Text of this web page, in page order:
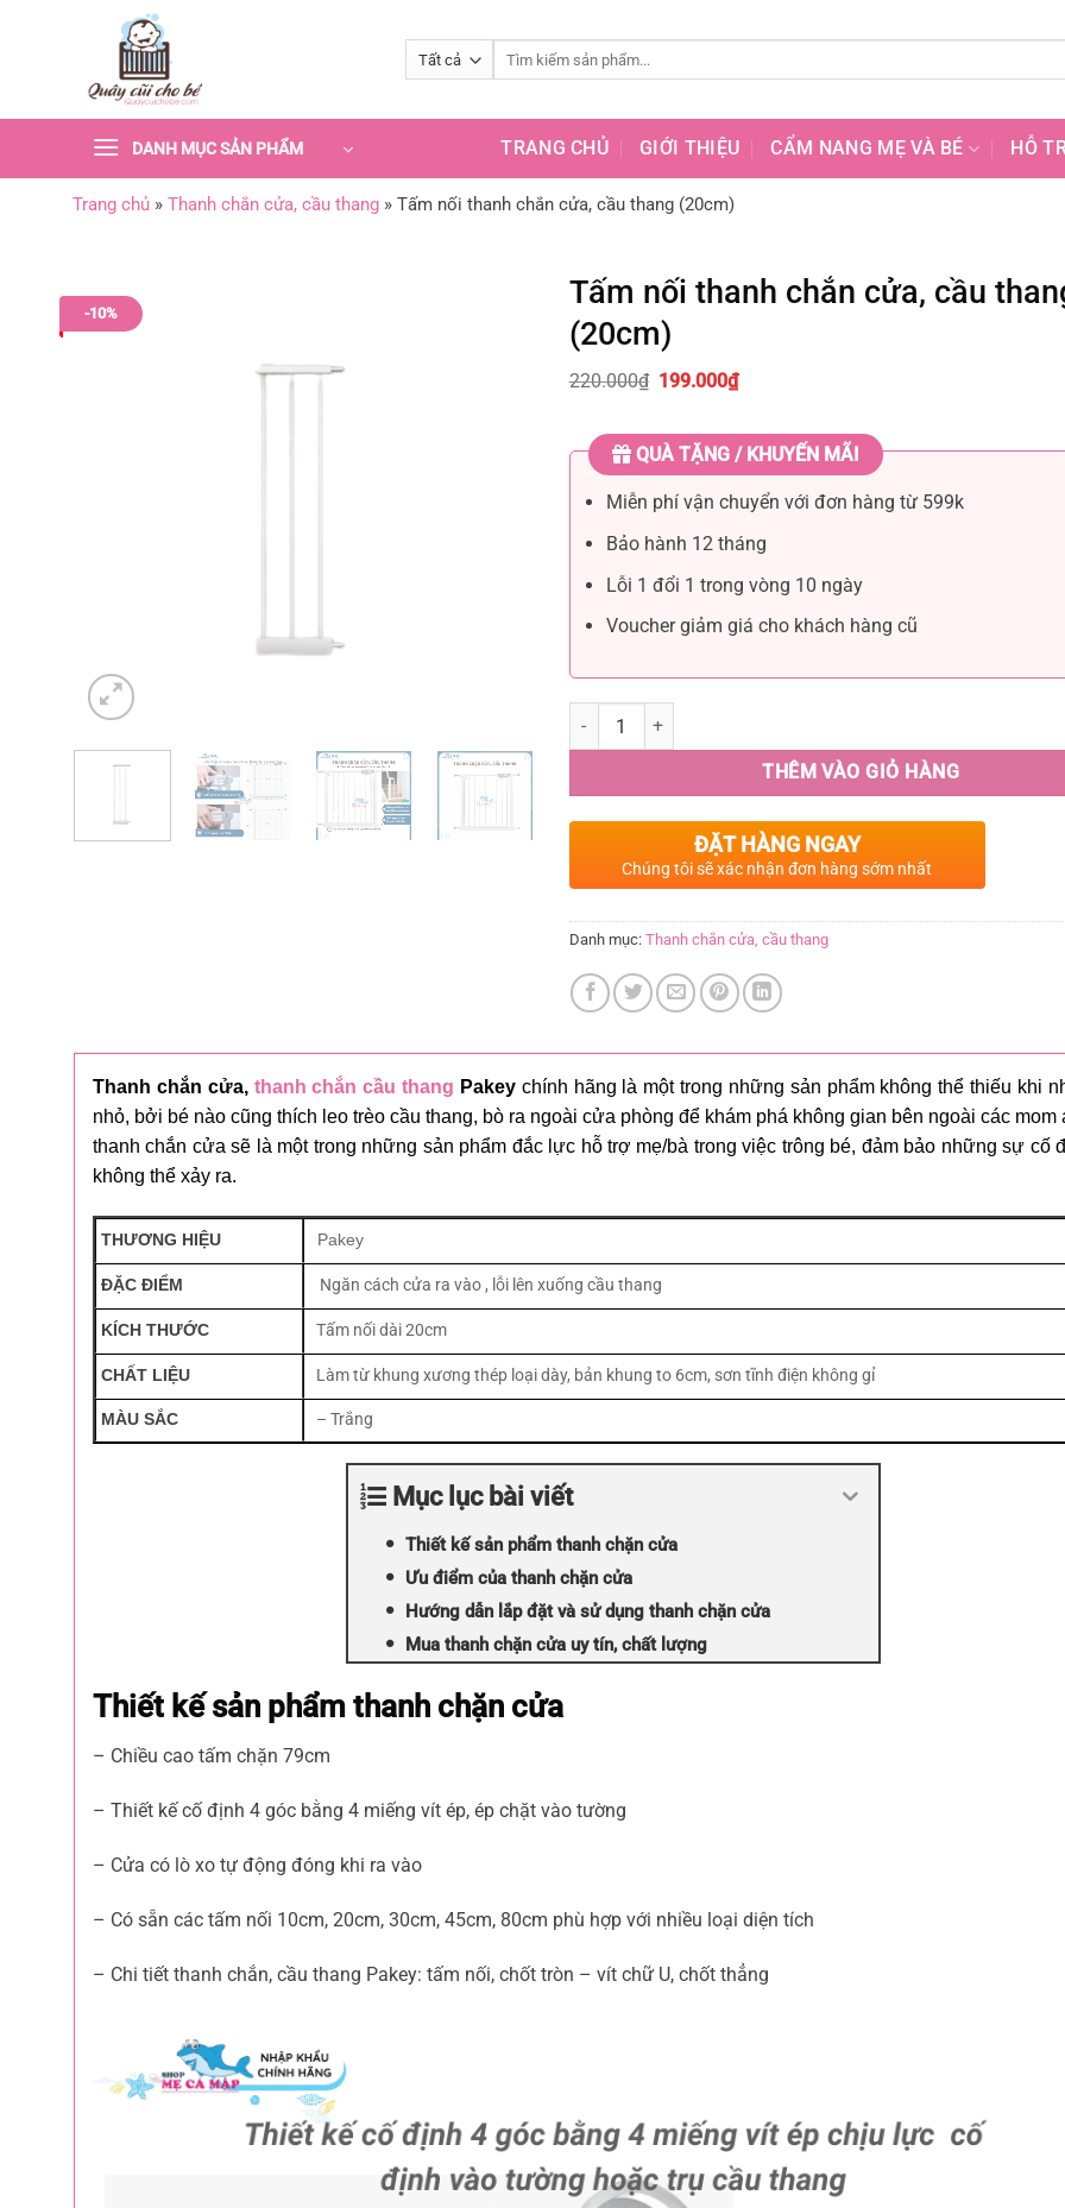
DANH MỤC SẢN PHẨM TRANG CHỦ GIỚI THIỆU CẨM NANG MẸ VÀ BÉ HỖ
Trang chủ» Thanh chắn cửa, cầu thang» Tấm nối thanh chắn cửa, cầu thang (20cm)
-10%
Tấm nối thanh chắn cửa, cầu
(20cm)
220.000₫ Giá
220.000₫.
199.000₫Giá
hiện
là:
199.000₫.
QUÀ TẶNG / KHUYẾN MÃI
Miễn phí vận chuyển với đơn hàng từ 599k
Bảo hành 12 tháng
Lỗi 1 đổi 1 trong vòng 10 ngày
Voucher giảm giá cho khách hàng cũ
THÊM VÀO GIỎ HÀNG
ĐẶT HÀNG NGAY
Chúng tôi sẽ xác nhận đơn hàng sớm nhất
Danh mục: Thanh chắn cửa, cầu thang
Thanh chắn cửa, thanh chắn cầu thang Pakeychính hãng là một trong những sản phẩm không thể thiếu khi
nhỏ, bởi bé nào cũng thích leo trèo cầu thang, bò ra ngoài cửa phòng để khám phá không gian bên ngoài các mom
thanh chắn cửa sẽ là một trong những sản phẩm đắc lực hỗ trợ mẹ/bà trong việc trông bé, đảm bảo những sự cố
không thể xảy ra.
THƯƠNG HIỆU Pakey
ĐẶC ĐIỂM Ngăn cách cửa ra vào , lỗi lên xuống cầu thang
KÍCH THƯỚC Tấm nối dài 20cm
CHẤT LIỆU Làm từ khung xương thép loại dày, bản khung to 6cm, sơn tĩnh điện không gỉ
MÀU SẮC – Trắng
Mục lục bài viết
Thiết kế sản phẩm thanh chặn cửa
Ưu điểm của thanh chặn cửa
Hướng dẫn lắp đặt và sử dụng thanh chặn cửa
Mua thanh chặn cửa uy tín, chất lượng
Thiết kế sản phẩm thanh chặn cửa
– Chiều cao tấm chặn 79cm
– Thiết kế cố định 4 góc bằng 4 miếng vít ép, ép chặt vào tường
– Cửa có lò xo tự động đóng khi ra vào
– Có sẵn các tấm nối 10cm, 20cm, 30cm, 45cm, 80cm phù hợp với nhiều loại diện tích
– Chi tiết thanh chắn, cầu thang Pakey: tấm nối, chốt tròn – vít chữ U, chốt thẳng